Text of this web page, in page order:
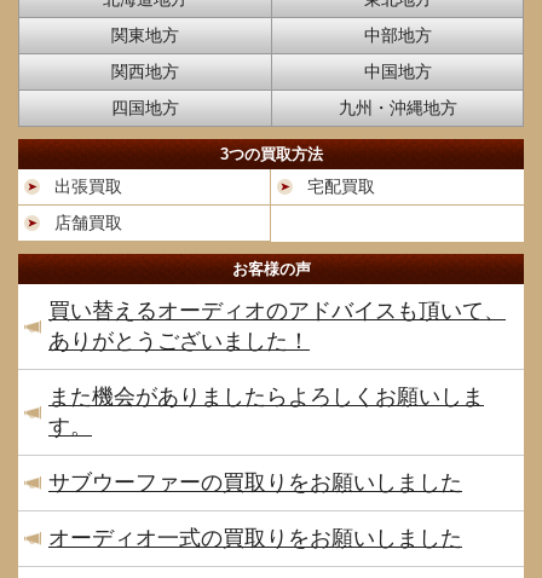
関東地方
中部地方
関西地方
中国地方
四国地方
九州・沖縄地方
3つの買取方法
出張買取
宅配買取
店舗買取
お客様の声
買い替えるオーディオのアドバイスも頂いて、
ありがとうございました！
また機会がありましたらよろしくお願いしま
す。
サブウーファーの買取りをお願いしました
オーディオ一式の買取りをお願いしました